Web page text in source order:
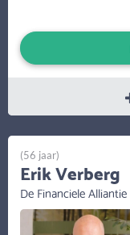
(56 jaar)
Erik Verberg
De Financiele Alliantie